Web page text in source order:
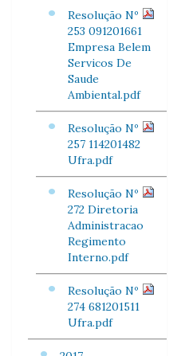
Resolução Nº
253 091201661
Empresa Belem
Servicos De
Saude
Ambiental.pdf
Resolução Nº
257 114201482
Ufra.pdf
Resolução Nº
272 Diretoria
Administracao
Regimento
Interno.pdf
Resolução Nº
274 681201511
Ufra.pdf